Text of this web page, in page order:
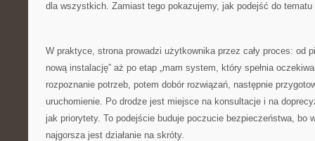
dla wszystkich. Zamiast tego pokazujemy, jak podejść do tematu
W praktyce, strona prowadzi użytkownika przez cały proces: od
nową instalację” aż po etap „mam system, który spełnia
rozpoznanie potrzeb, potem dobór rozwiązań, następnie
uruchomienie. Po drodze jest miejsce na konsultacje i na
jak priorytety. To podejście buduje poczucie bezpieczeństwa, bo
najgorsza jest działanie na skróty.